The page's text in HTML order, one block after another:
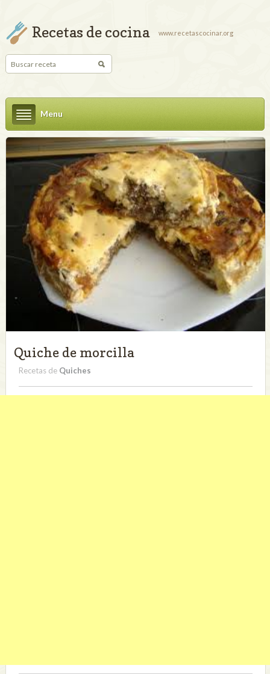
Recetas de cocina www.recetascocinar.org
Menu
Quiche de morcilla
Recetas de Quiches